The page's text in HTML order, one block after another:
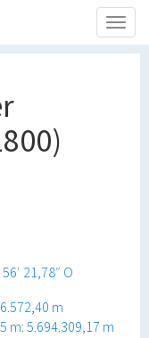
21,78″ O
m
m: 5.694.309,17 m